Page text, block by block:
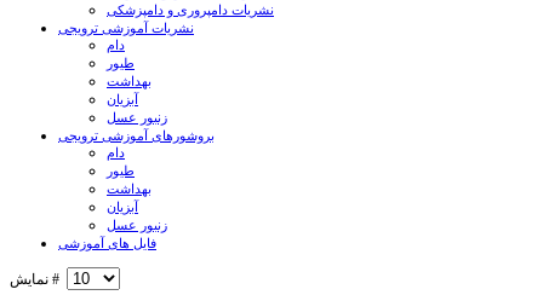
نشریات دامپروری و دامپزشکی
نشریات آموزشی ترویجی
دام
طیور
بهداشت
آبزیان
زنبور عسل
بروشورهای آموزشی ترویجی
دام
طیور
بهداشت
آبزیان
زنبور عسل
فایل های آموزشی
نمایش #